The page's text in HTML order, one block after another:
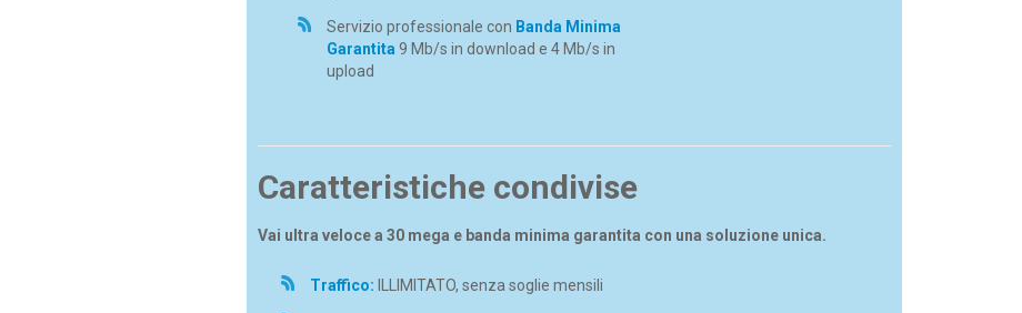
Servizio professionale con Banda Minima
Garantita 9 Mb/s in download e 4 Mb/s in
upload
Caratteristiche condivise
Vai ultra veloce a 30 mega e banda minima garantita con una soluzione unica.
Traffico: ILLIMITATO, senza soglie mensili